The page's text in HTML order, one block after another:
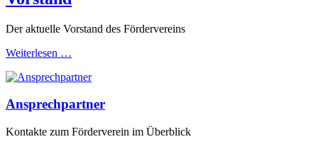
Der aktuelle Vorstand des Fördervereins
Weiterlesen …
Ansprechpartner
Kontakte zum Förderverein im Überblick